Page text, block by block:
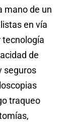
mano de un
en vía
tecnología
de
seguros
traqueo